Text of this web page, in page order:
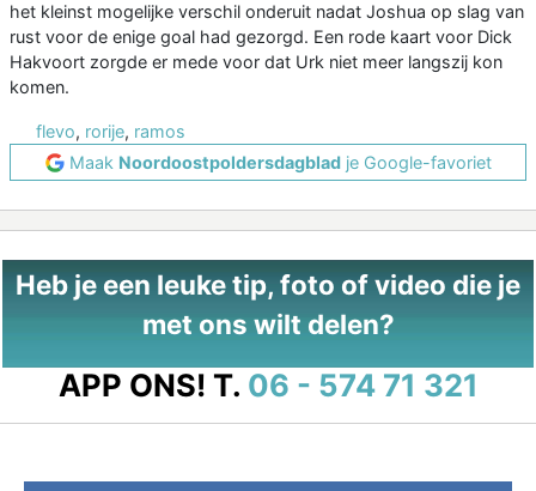
het kleinst mogelijke verschil onderuit nadat Joshua op slag van
rust voor de enige goal had gezorgd. Een rode kaart voor Dick
Hakvoort zorgde er mede voor dat Urk niet meer langszij kon
komen.
flevo, rorije, ramos
Maak Noordoostpoldersdagbladje Google-favoriet
Heb je een leuke tip, foto of video die je
met ons wilt delen?
APP ONS! T. 06 - 574 71 321